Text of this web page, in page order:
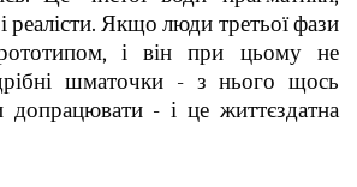
реалісти. Якщо люди третьої фази
і він при цьому не
шматочки - з нього щось
- і це життєздатна